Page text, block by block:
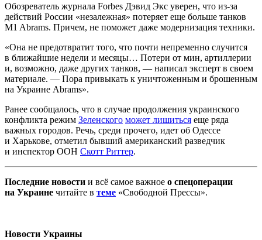
Обозреватель журнала Forbes Дэвид Экс уверен, что из-за
действий России «незалежная» потеряет еще больше танков
M1 Abrams. Причем, не поможет даже модернизация техники.
«Она не предотвратит того, что почти непременно случится
в ближайшие недели и месяцы… Потери от мин, артиллерии
и, возможно, даже других танков, — написал эксперт в своем
материале. — Пора привыкать к уничтоженным и брошенным
на Украине Abrams».
Ранее сообщалось, что в случае продолжения украинского
конфликта режим Зеленского может лишиться еще ряда
важных городов. Речь, среди прочего, идет об Одессе
и Харькове, отметил бывший американский разведчик
и инспектор ООН Скотт Риттер.
Последние новости и всё самое важное о спецоперации
на Украине читайте в теме «Свободной Прессы».
Новости Украины